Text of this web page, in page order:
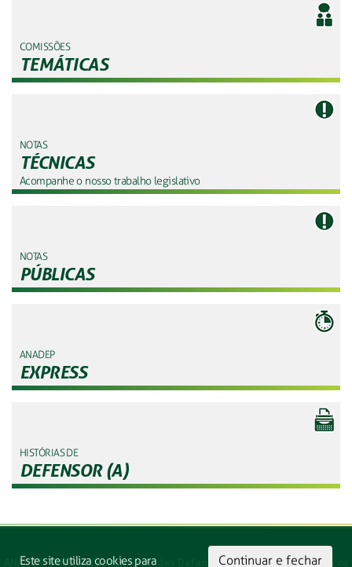
Continuar e fechar
Este site utiliza cookies para
COMISSÕES
TEMÁTICAS
NOTAS
TÉCNICAS
Acompanhe o nosso trabalho legislativo
NOTAS
PÚBLICAS
ANADEP
EXPRESS
HISTÓRIAS DE
DEFENSOR (A)
ANADEP - Associação Nacional das Defensoras e Defensores Públicos